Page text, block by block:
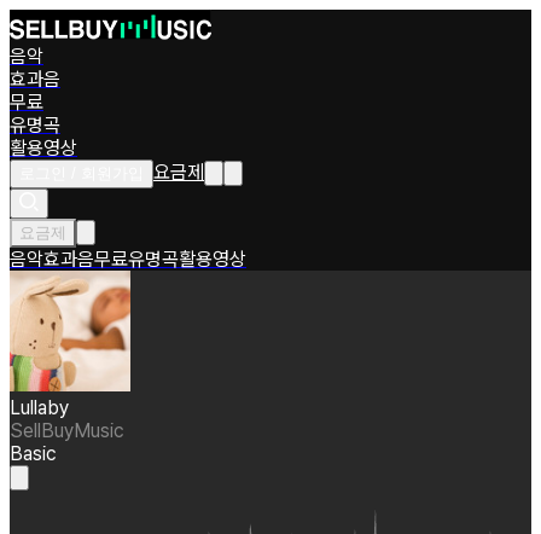
음악
효과음
무료
유명곡
활용영상
요금제
요금제
음악효과음무료유명곡활용영상
Lullaby
SellBuyMusic
Basic